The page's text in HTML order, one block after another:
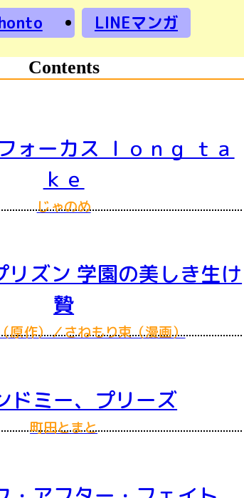
LINEマンガ
Contents
ォーカス ｌｏｎｇ ｔａ
ｋｅ
じゃのめ
リズン 学園の美しき生け
贄
原作）／さねもり束（漫画）
ドミー、プリーズ
町田とまと